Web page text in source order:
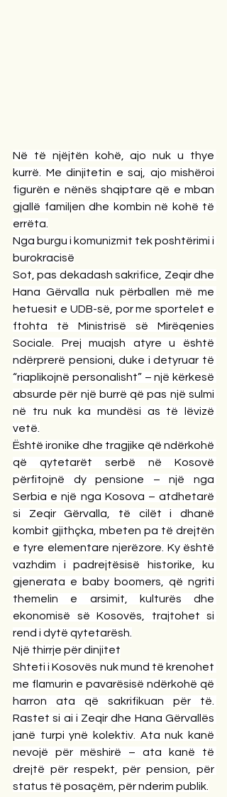
Në të njëjtën kohë, ajo nuk u thye
kurrë. Me dinjitetin e saj, ajo mishëroi
figurën e nënës shqiptare që e mban
gjallë familjen dhe kombin në kohë të
errëta.
Nga burgu i komunizmit tek poshtërimi i
burokracisë
Sot, pas dekadash sakrifice, Zeqir dhe
Hana Gërvalla nuk përballen më me
hetuesit e UDB-së, por me sportelet e
ftohta të Ministrisë së Mirëqenies
Sociale. Prej muajsh atyre u është
ndërprerë pensioni, duke i detyruar të
“riaplikojnë personalisht” – një kërkesë
absurde për një burrë që pas një sulmi
në tru nuk ka mundësi as të lëvizë
vetë.
Është ironike dhe tragjike që ndërkohë
që qytetarët serbë në Kosovë
përfitojnë dy pensione – një nga
Serbia e një nga Kosova – atdhetarë
si Zeqir Gërvalla, të cilët i dhanë
kombit gjithçka, mbeten pa të drejtën
e tyre elementare njerëzore. Ky është
vazhdim i padrejtësisë historike, ku
gjenerata e baby boomers, që ngriti
themelin e arsimit, kulturës dhe
ekonomisë së Kosovës, trajtohet si
rend i dytë qytetarësh.
Një thirrje për dinjitet
Shteti i Kosovës nuk mund të krenohet
me flamurin e pavarësisë ndërkohë që
harron ata që sakrifikuan për të.
Rastet si ai i Zeqir dhe Hana Gërvallës
janë turpi ynë kolektiv. Ata nuk kanë
nevojë për mëshirë – ata kanë të
drejtë për respekt, për pension, për
status të posaçëm, për nderim publik.